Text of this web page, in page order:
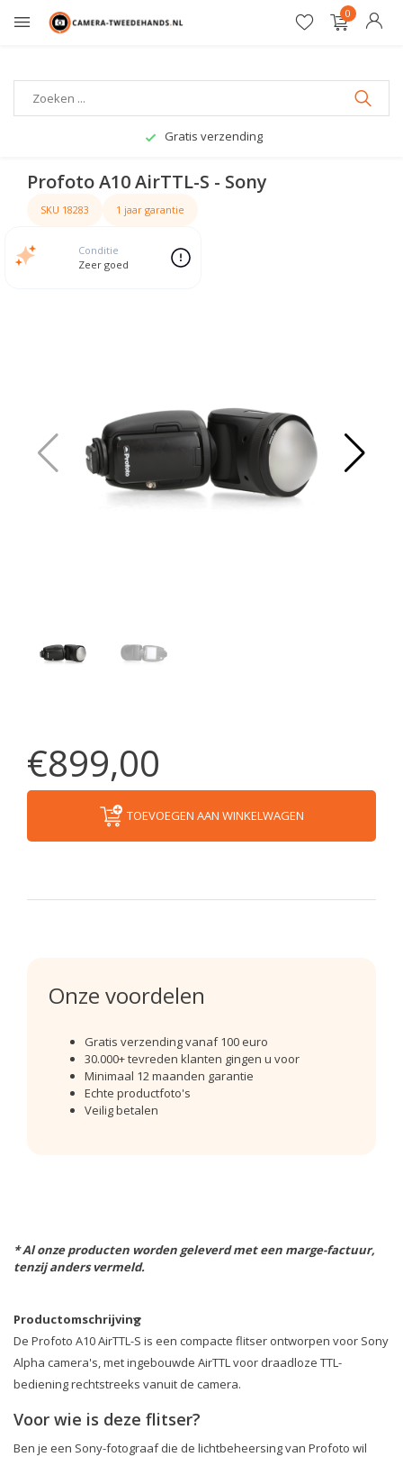
0
Gratis verzending
Profoto A10 AirTTL-S - Sony
SKU 18283 1 jaar garantie
Conditie
Zeer goed
€899,00
TOEVOEGEN AAN WINKELWAGEN
Onze voordelen
Gratis verzending vanaf 100 euro
30.000+ tevreden klanten gingen u voor
Minimaal 12 maanden garantie
Echte productfoto's
Veilig betalen
* Al onze producten worden geleverd met een marge-factuur,
tenzij anders vermeld.
Productomschrijving
De Profoto A10 AirTTL-S is een compacte flitser ontworpen voor Sony
Alpha camera's, met ingebouwde AirTTL voor draadloze TTL-
bediening rechtstreeks vanuit de camera.
Voor wie is deze flitser?
Ben je een Sony-fotograaf die de lichtbeheersing van Profoto wil